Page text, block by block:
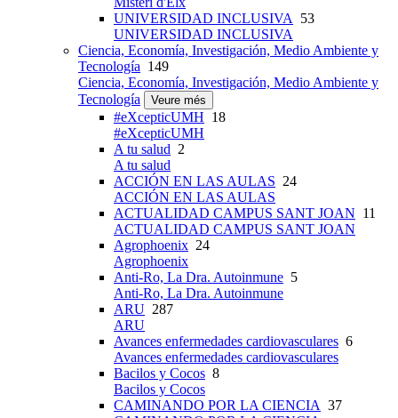
UNIVERSIDAD INCLUSIVA
53
UNIVERSIDAD INCLUSIVA
Ciencia, Economía, Investigación, Medio Ambiente y
Tecnología 149
Ciencia, Economía, Investigación, Medio Ambiente y
Tecnología
Veure més
#eXcepticUMH 18
#eXcepticUMH
A tu salud 2
A tu salud
ACCIÓN EN LAS AULAS 24
ACCIÓN EN LAS AULAS
ACTUALIDAD CAMPUS SANT JOAN 11
ACTUALIDAD CAMPUS SANT JOAN
Agrophoenix 24
Agrophoenix
Anti-Ro, La Dra. Autoinmune 5
Anti-Ro, La Dra. Autoinmune
ARU 287
ARU
Avances enfermedades cardiovasculares 6
Avances enfermedades cardiovasculares
Bacilos y Cocos 8
Bacilos y Cocos
CAMINANDO POR LA CIENCIA 37